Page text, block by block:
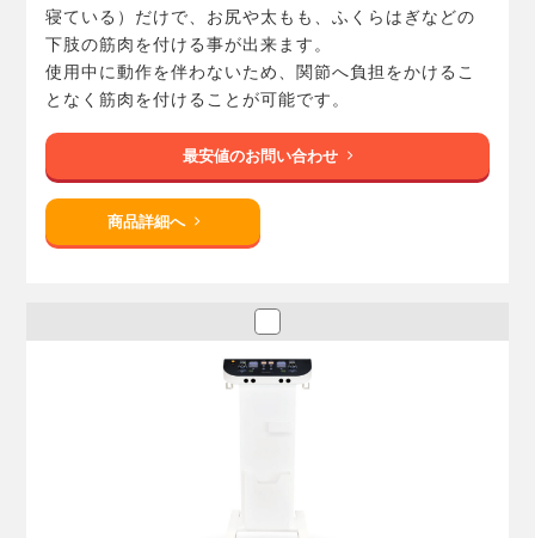
寝ている）だけで、お尻や太もも、ふくらはぎなどの
下肢の筋肉を付ける事が出来ます。
使用中に動作を伴わないため、関節へ負担をかけるこ
となく筋肉を付けることが可能です。
最安値のお問い合わせ
商品詳細へ